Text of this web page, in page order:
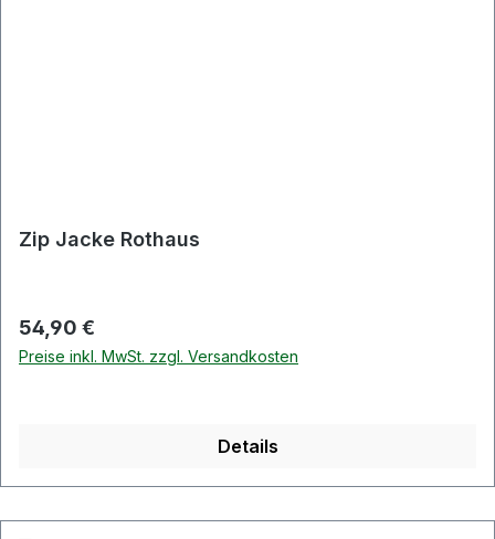
Zip Jacke Rothaus
Regulärer Preis:
54,90 €
Preise inkl. MwSt. zzgl. Versandkosten
Details